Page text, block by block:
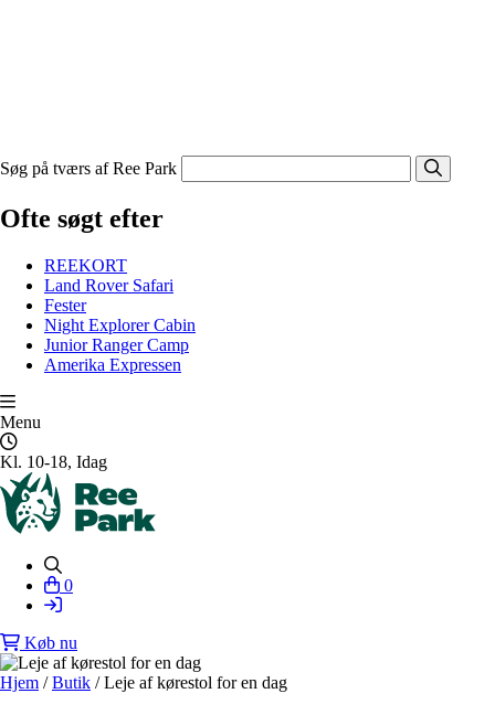
Søg på tværs af Ree Park
Ofte søgt efter
REEKORT
Land Rover Safari
Fester
Night Explorer Cabin
Junior Ranger Camp
Amerika Expressen
Menu
Kl. 10-18, Idag
0
Køb nu
Hjem /Butik /Leje af kørestol for en dag